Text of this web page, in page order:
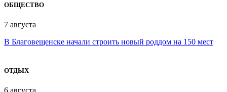
ОБЩЕСТВО
7 августа
В Благовещенске начали строить новый роддом на 150 мест
ОТДЫХ